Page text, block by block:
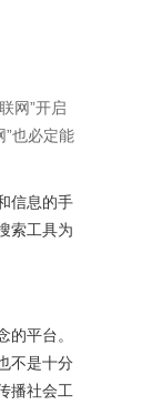
网”开启
”也必定能
信息的手
索工具为
平台。
不是十分
播社会工